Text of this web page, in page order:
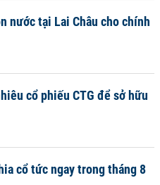
nước tại Lai Châu cho chính
cổ phiếu CTG để sở hữu
cổ tức ngay trong tháng 8